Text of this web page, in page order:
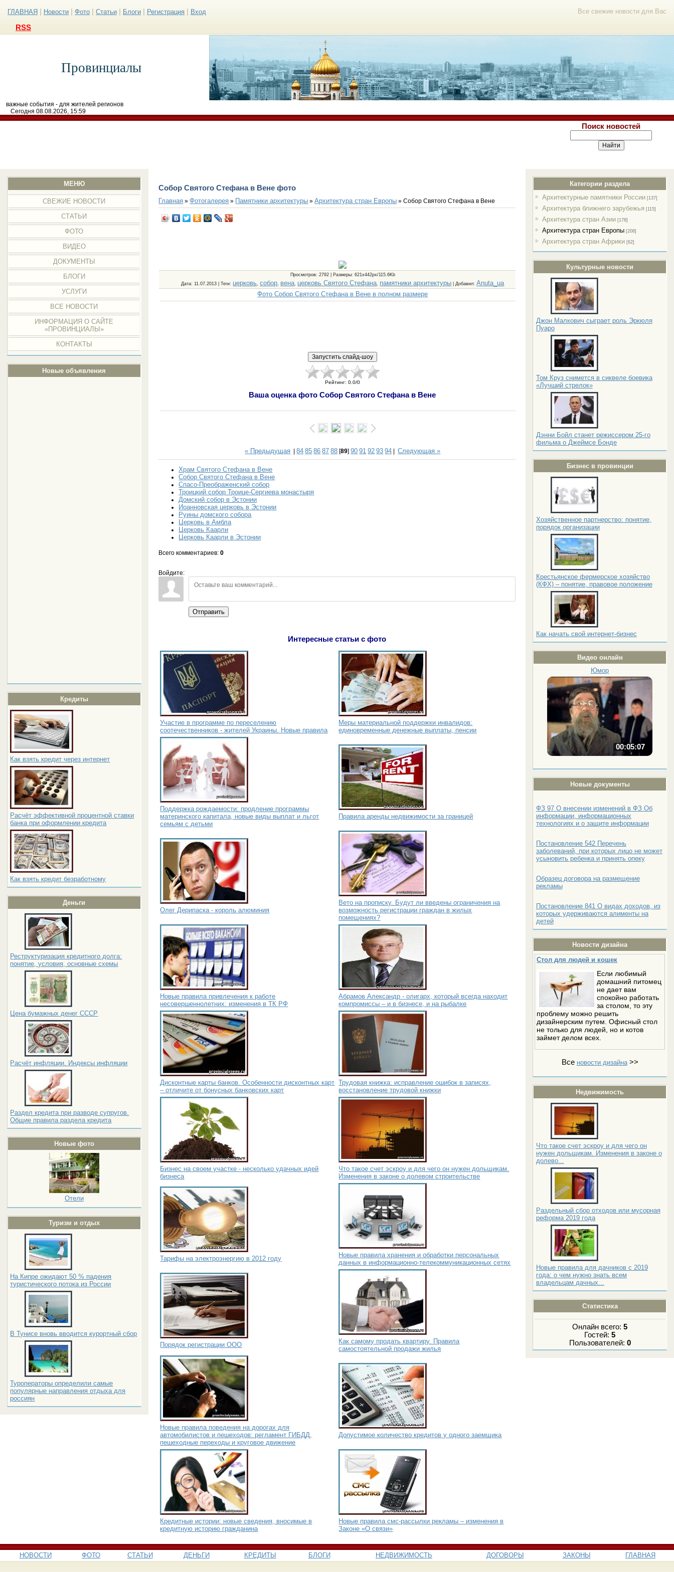
Все свежие новости для Вас
ГЛАВНАЯ Новости Фото Статьи Блоги Регистрация Вход
RSS
Провинциалы
важные события - для жителей регионов
Сегодня 08.08.2026, 15:59
Поиск новостей
МЕНЮ
СВЕЖИЕ НОВОСТИ
СТАТЬИ
ФОТО
ВИДЕО
ДОКУМЕНТЫ
БЛОГИ
УСЛУГИ
ВСЕ НОВОСТИ
ИНФОРМАЦИЯ О САЙТЕ
«ПРОВИНЦИАЛЫ»
КОНТАКТЫ
Новые объявления
Кредиты
Как взять кредит через интернет
Расчёт эффективной процентной ставки
банка при оформлении кредита
Как взять кредит безработному
Деньги
Реструктуризация кредитного долга:
понятие, условия, основные схемы
Цена бумажных денег СССР
Расчёт инфляции. Индексы инфляции
Раздел кредита при разводе супругов.
Общие правила раздела кредита
Новые фото
Отели
Туризм и отдых
На Кипре ожидают 50 % падения
туристического потока из России
В Тунисе вновь вводится курортный сбор
Туроператоры определили самые
популярные направления отдыха для
россиян
Категории раздела
Архитектурные памятники России [137]
Архитектура ближнего зарубежья [115]
Архитектура стран Азии [178]
Архитектура стран Европы [208]
Архитектура стран Африки [62]
Культурные новости
Джон Малкович сыграет роль Эркюля
Пуаро
Том Круз снимется в сиквеле боевика
«Лучший стрелок»
Дэнни Бойл станет режиссером 25-го
фильма о Джеймсе Бонде
Бизнес в провинции
Хозяйственное партнерство: понятие,
порядок организации
Крестьянское фермерское хозяйство
(КФХ) – понятие, правовое положение
Как начать свой интернет-бизнес
Видео онлайн
Юмор
00:05:07
Новые документы
ФЗ 97 О внесении изменений в ФЗ Об
информации, информационных
технологиях и о защите информации
Постановление 542 Перечень
заболеваний, при которых лицо не может
усыновить ребенка и принять опеку
Образец договора на размещение
рекламы
Постановление 841 О видах доходов, из
которых удерживаются алименты на
детей
Новости дизайна
Стол для людей и кошек
Если любимый
домашний питомец
не дает вам
спокойно работать
за столом, то эту
проблему можно решить
дизайнерским путем. Офисный стол
не только для людей, но и котов
займет делом всех.
Все новости дизайна>>
Недвижимость
Что такое счет эскроу и для чего он
нужен дольщикам. Изменения в законе о
долево...
Раздельный сбор отходов или мусорная
реформа 2019 года
Новые правила для дачников с 2019
года: о чем нужно знать всем
владельцам дачных...
Статистика
Онлайн всего:5
Гостей:5
Пользователей: 0
Собор Святого Стефана в Вене фото
Главная »Фотогалерея » Памятники архитектуры »Архитектура стран Европы » Собор Святого Стефана в Вене
Просмотров: 2792 | Размеры: 621x442px/115.6Kb
Дата: 11.07.2013 |Теги: церковь ,собор вена церковь Святого Стефана памятники архитектуры Добавил:Anuta_ua
Фото Собор Святого Стефана в Вене в полном размере
Рейтинг: 0.0/0
Ваша оценка фото Собор Святого Стефана в Вене
« Предыдущая |84 85 86 87 88 [89]90 91 92 93 94 |Следующая »
Храм Святого Стефана в Вене
Собор Святого Стефана в Вене
Спасо-Преображенский собор
Троицкий собор Троице-Сергиева монастыря
Домский собор в Эстонии
Иоанновская церковь в Эстонии
Руины домского собора
Церковь в Амбла
Церковь Каарли
Церковь Каарли в Эстонии
Всего комментариев:0
Войдите:
Отправить
Интересные статьи с фото
Участие в программе по переселению
соотечественников - жителей Украины. Новые правила
Меры материальной поддержки инвалидов:
единовременные денежные выплаты, пенсии
Поддержка рождаемости: продление программы
материнского капитала, новые виды выплат и льгот
семьям с детьми
Правила аренды недвижимости за границей
Олег Дерипаска - король алюминия
Вето на прописку. Будут ли введены ограничения на
возможность регистрации граждан в жилых
помещениях?
Новые правила привлечения к работе
несовершеннолетних: изменения в ТК РФ
Абрамов Александр - олигарх, который всегда находит
компромиссы – и в бизнесе, и на рыбалке
Дисконтные карты банков. Особенности дисконтных карт
– отличите от бонусных банковских карт
Трудовая книжка: исправление ошибок в записях,
восстановление трудовой книжки
Бизнес на своем участке - несколько удачных идей
бизнеса
Что такое счет эскроу и для чего он нужен дольщикам.
Изменения в законе о долевом строительстве
Тарифы на электроэнергию в 2012 году
Новые правила хранения и обработки персональных
данных в информационно-телекоммуникационных сетях
Порядок регистрации ООО
Как самому продать квартиру. Правила
самостоятельной продажи жилья
Новые правила поведения на дорогах для
автомобилистов и пешеходов: регламент ГИБДД,
пешеходные переходы и круговое движение
Допустимое количество кредитов у одного заемщика
Кредитные истории: новые сведения, вносимые в
кредитную историю гражданина
Новые правила смс-рассылки рекламы – изменения в
Законе «О связи»
НОВОСТИ ФОТО СТАТЬИ ДЕНЬГИ КРЕДИТЫ БЛОГИ НЕДВИЖИМОСТЬ ДОГОВОРЫ ЗАКОНЫ ГЛАВНАЯ